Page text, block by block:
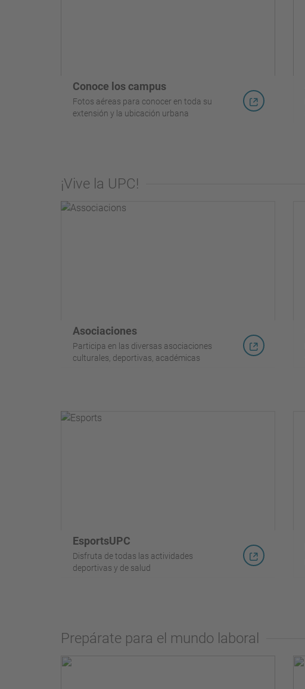
Conoce los campus
Fotos aéreas para conocer en toda su
extensión y la ubicación urbana
¡Vive la UPC!
Asociaciones
Participa en las diversas asociaciones
culturales, deportivas, académicas
EsportsUPC
Disfruta de todas las actividades
deportivas y de salud
Prepárate para el mundo laboral